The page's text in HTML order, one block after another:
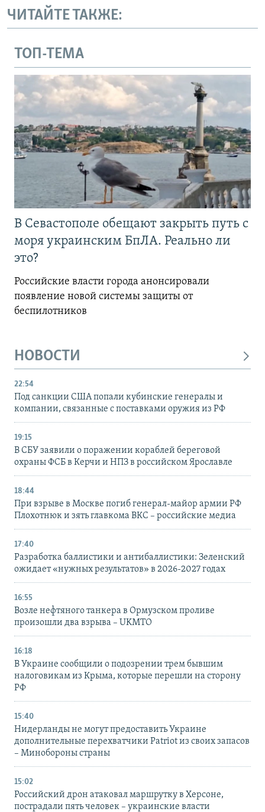
ЧИТАЙТЕ ТАКЖЕ:
ТОП-ТЕМА
В Севастополе обещают закрыть путь с
моря украинским БпЛА. Реально ли
это?
Российские власти города анонсировали
появление новой системы защиты от
беспилотников
НОВОСТИ
22:54
Под санкции США попали кубинские генералы и
компании, связанные с поставками оружия из РФ
19:15
В СБУ заявили о поражении кораблей береговой
охраны ФСБ в Керчи и НПЗ в российском Ярославле
18:44
При взрыве в Москве погиб генерал-майор армии РФ
Плохотнюк и зять главкома ВКС – российские медиа
17:40
Разработка баллистики и антибаллистики: Зеленский
ожидает «нужных результатов» в 2026-2027 годах
16:55
Возле нефтяного танкера в Ормузском проливе
произошли два взрыва – UKMTO
16:18
В Украине сообщили о подозрении трем бывшим
налоговикам из Крыма, которые перешли на сторону
РФ
15:40
Нидерланды не могут предоставить Украине
дополнительные перехватчики Patriot из своих запасов
– Минобороны страны
15:02
Российский дрон атаковал маршрутку в Херсоне,
пострадали пять человек – украинские власти